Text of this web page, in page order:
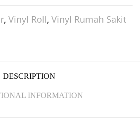
, Vinyl Roll, Vinyl Rumah Sakit
DESCRIPTION
INFORMATION